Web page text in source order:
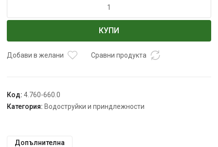
Струйник
КУПИ
Добави в желани Сравни продукта
Код: 4.760-660.0
Категория: Водоструйки и приндлежности
Допълнителна